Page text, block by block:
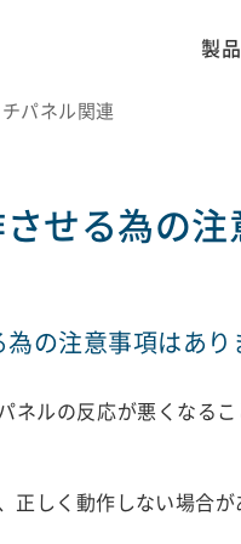
製品
パネル関連
せる為の
の注意事項はあり
ネルの反応が悪くなる
正しく動作しない場合